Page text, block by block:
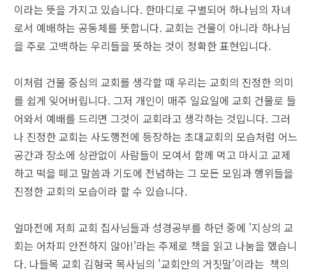
이라는 뜻을 가지고 있습니다. 한마디로 구별되어 하나님의 자녀
로서 예배하는 공동체를 뜻합니다. 교회는 건물이 아니라 하나님
을 주로 고백하는 우리들을 뜻하는 것이 정확한 표현입니다.
이처럼 건물 중심의 교회를 생각할 때 우리는 교회의 진정한 의미
를 쉽게 잊어버립니다. 그저 개인이 매주 일요일에 교회 건물로 들
어와서 예배를 드리면 그것이 교회라고 생각하는 것입니다. 그러
나 진정한 교회는 사도행전에 등장하는 초대교회의 모습처럼 어느
공간과 장소에 상관없이 사람들이 모여서 함께 먹고 마시고 교제
하고 떡을 떼고 말씀과 기도에 전념하는 그 모든 모임과 행위들을
진정한 교회의 모습이라 할 수 있습니다.
얼마전에 저희 교회 집사님들과 성경공부를 하던 중에 '지상의 교
회는 어차피 안전하지 않아!'라는 주제로 책을 읽고 나눔을 했습니
다. 나들목 교회 김형국 목사님의 '교회안의 거짓말'이라는 책의